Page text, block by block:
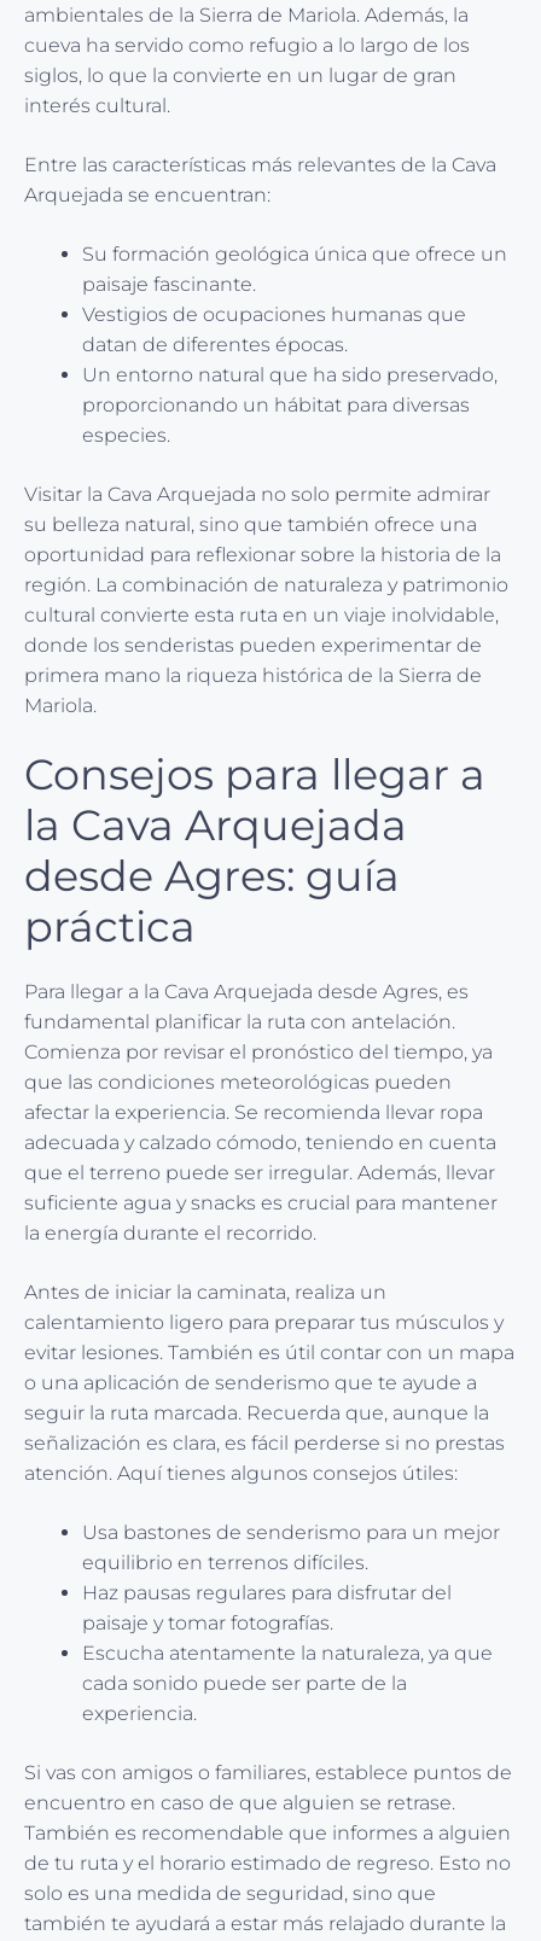
ambientales de la Sierra de Mariola. Además, la
cueva ha servido como refugio a lo largo de los
siglos, lo que la convierte en un lugar de gran
interés cultural.
Entre las características más relevantes de la Cava
Arquejada se encuentran:
Su formación geológica única que ofrece un
paisaje fascinante.
Vestigios de ocupaciones humanas que
datan de diferentes épocas.
Un entorno natural que ha sido preservado,
proporcionando un hábitat para diversas
especies.
Visitar la Cava Arquejada no solo permite admirar
su belleza natural, sino que también ofrece una
oportunidad para reflexionar sobre la historia de la
región. La combinación de naturaleza y patrimonio
cultural convierte esta ruta en un viaje inolvidable,
donde los senderistas pueden experimentar de
primera mano la riqueza histórica de la Sierra de
Mariola.
Consejos para llegar a
la Cava Arquejada
desde Agres: guía
práctica
Para llegar a la Cava Arquejada desde Agres, es
fundamental planificar la ruta con antelación.
Comienza por revisar el pronóstico del tiempo, ya
que las condiciones meteorológicas pueden
afectar la experiencia. Se recomienda llevar ropa
adecuada y calzado cómodo, teniendo en cuenta
que el terreno puede ser irregular. Además, llevar
suficiente agua y snacks es crucial para mantener
la energía durante el recorrido.
Antes de iniciar la caminata, realiza un
calentamiento ligero para preparar tus músculos y
evitar lesiones. También es útil contar con un mapa
o una aplicación de senderismo que te ayude a
seguir la ruta marcada. Recuerda que, aunque la
señalización es clara, es fácil perderse si no prestas
atención. Aquí tienes algunos consejos útiles:
Usa bastones de senderismo para un mejor
equilibrio en terrenos difíciles.
Haz pausas regulares para disfrutar del
paisaje y tomar fotografías.
Escucha atentamente la naturaleza, ya que
cada sonido puede ser parte de la
experiencia.
Si vas con amigos o familiares, establece puntos de
encuentro en caso de que alguien se retrase.
También es recomendable que informes a alguien
de tu ruta y el horario estimado de regreso. Esto no
solo es una medida de seguridad, sino que
también te ayudará a estar más relajado durante la